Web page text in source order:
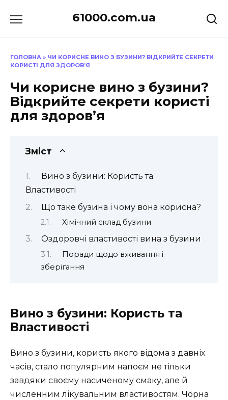
до
61000.com.ua
ГОЛОВНА » ЧИ КОРИСНЕ ВИНО З БУЗИНИ? ВІДКРИЙТЕ СЕКРЕТИ
КОРИСТІ ДЛЯ ЗДОРОВ’Я
Чи корисне вино з бузини?
Відкрийте секрети користі
для здоров’я
Зміст
Вино з бузини: Користь та
Властивості
Що таке бузина і чому вона корисна?
Хімічний склад бузини
Оздоровчі властивості вина з бузини
Поради щодо вживання і
зберігання
Вино з бузини: Користь та
Властивості
Вино з бузини, користь якого відома з давніх
часів, стало популярним напоєм не тільки
завдяки своєму насиченому смаку, але й
численним лікувальним властивостям. Чорна